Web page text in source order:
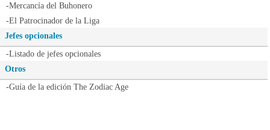
-Mercancía del Buhonero
-El Patrocinador de la Liga
Jefes opcionales
-Listado de jefes opcionales
Otros
-Guía de la edición The Zodiac Age